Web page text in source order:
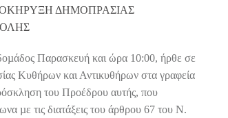
ΔΗΜΟΠΡΑΣΙΑΣ
Παρασκευή και ώρα 10:00, ήρθε σε
Κυθήρων και Αντικυθήρων στα γραφεία
του Προέδρου αυτής, που
µε τις διατάξεις του άρθρου 67 του Ν.